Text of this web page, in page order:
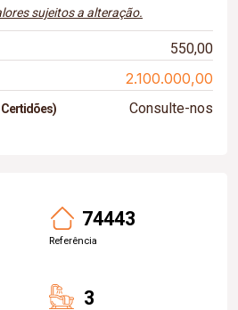
sujeitos a alteração.
550,00
2.100.000,00
Certidões) Consulte-nos
74443
Referência
3